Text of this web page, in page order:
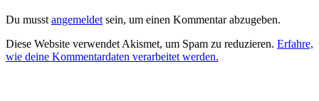
Du musst angemeldet sein, um einen Kommentar abzugeben.
Diese Website verwendet Akismet, um Spam zu reduzieren. Erfahre,
wie deine Kommentardaten verarbeitet werden.